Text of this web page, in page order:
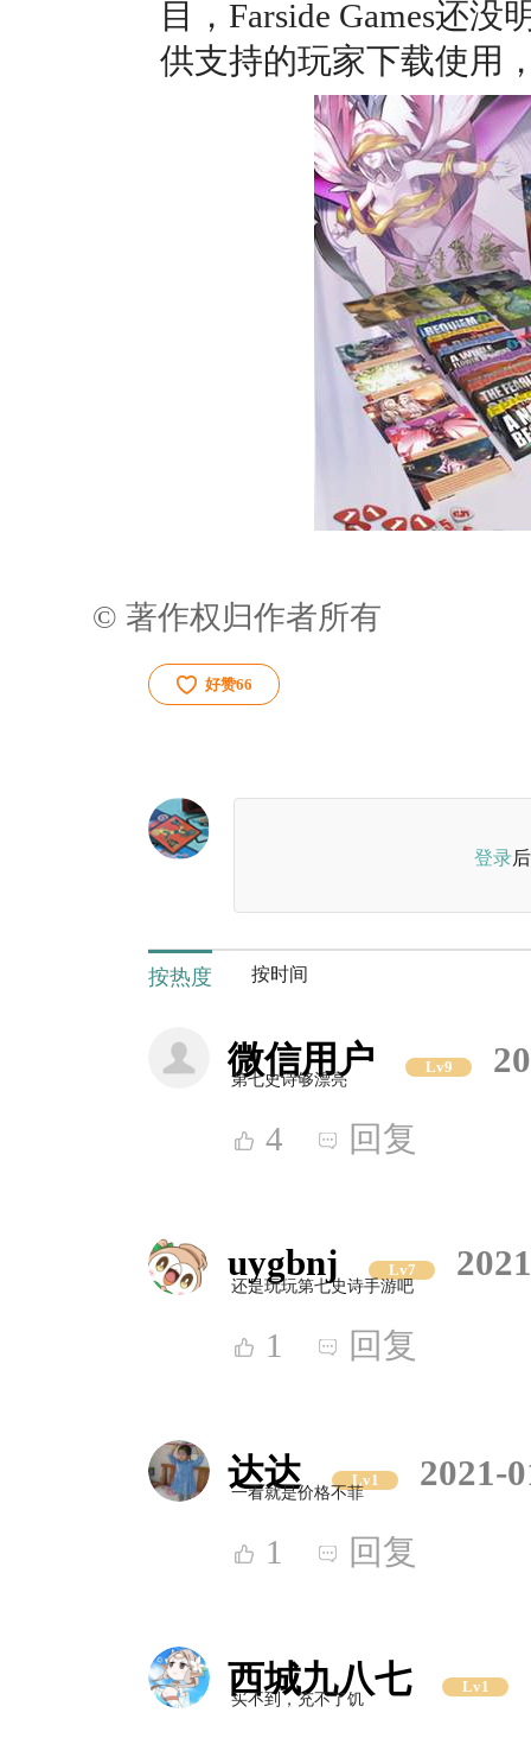
目，Farside Games还
供支持的玩家下载使用
© 著作权归作者所有
好赞66
登录
按热度 按时间
微信用户 Lv9
第七史诗够漂亮
4 回复
uygbnj Lv7
还是玩玩第七史诗手游吧
1 回复
达达 Lv1 2021-
一看就是价格不菲
1 回复
西城九八七 Lv1
买不到，充不了饥